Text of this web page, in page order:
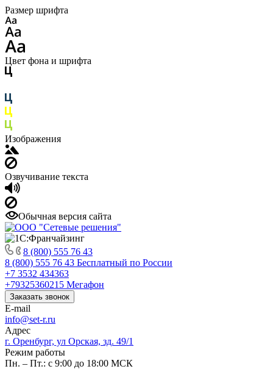
Размер шрифта
Цвет фона и шрифта
Изображения
Озвучивание текста
Обычная версия сайта
8 (800) 555 76 43
8 (800) 555 76 43 Бесплатный по России
+7 3532 434363
+79325360215 Мегафон
Заказать звонок
E-mail
info@set-r.ru
Адрес
г. Оренбург, ул Орская, зд. 49/1
Режим работы
Пн. – Пт.: с 9:00 до 18:00 МСК